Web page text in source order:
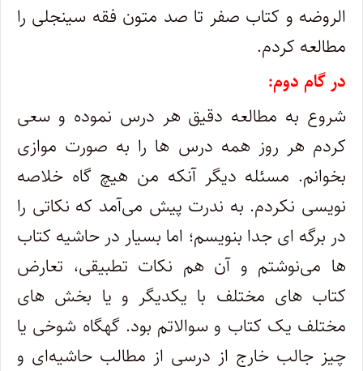
الروضه و کتاب صفر تا صد متون فقه سینجلی را
مطالعه کردم.
در گام دوم:
شروع به مطالعه دقیق هر درس نموده و سعی
کردم هر روز همه درس ها را به صورت موازی
بخوانم. مسئله دیگر آنکه من هیچ گاه خلاصه
نویسی نکردم. به ندرت پیش می‌آمد که نکاتی را
در برگه ای جدا بنویسم؛ اما بسیار در حاشیه کتاب
ها می‌نوشتم و آن هم نکات تطبیقی، تعارض
کتاب های مختلف با یکدیگر و یا بخش های
مختلف یک کتاب و سوالاتم بود. گهگاه شوخی یا
چیز جالب خارج از درسی از مطالب حاشیه‌ای و